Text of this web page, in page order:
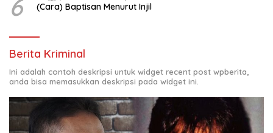
6 (Cara) Baptisan Menurut Injil
Berita Kriminal
Ini adalah contoh deskripsi untuk widget recent post wpberita,
anda bisa memasukkan deskripsi pada widget ini.